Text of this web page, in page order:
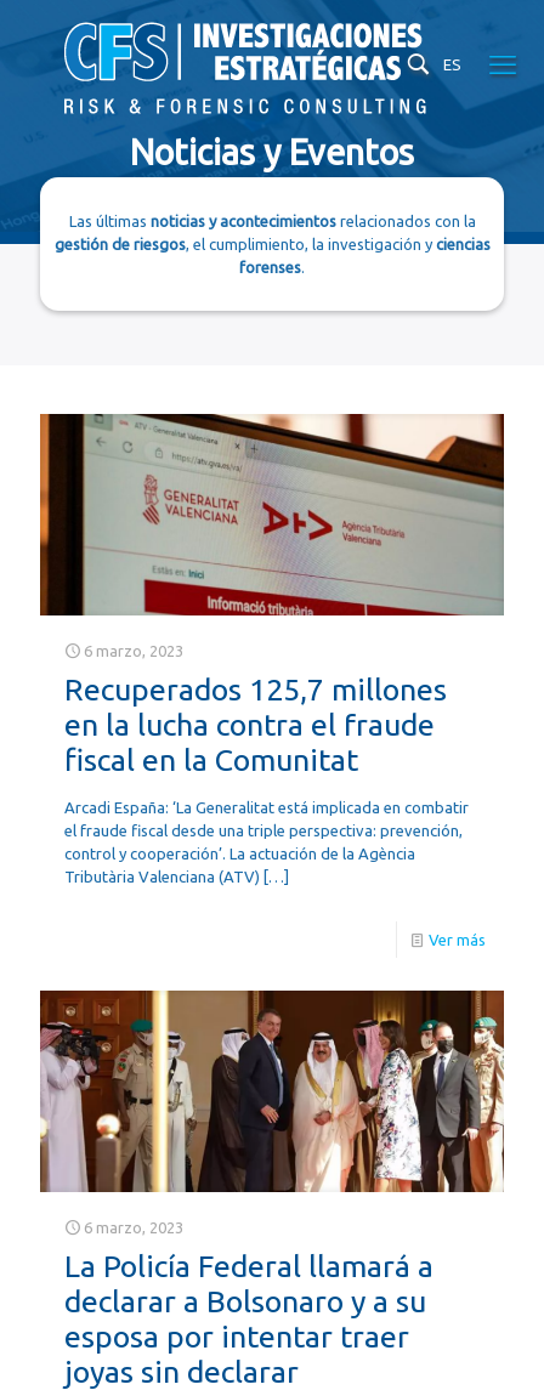
ES
Noticias y Eventos
Las últimas noticias y acontecimientosrelacionados con la
gestión de riesgos, el cumplimiento, la investigación yciencias
forenses.
6 marzo, 2023
Recuperados 125,7 millones
en la lucha contra el fraude
fiscal en la Comunitat
Arcadi España: ‘La Generalitat está implicada en combatir
el fraude fiscal desde una triple perspectiva: prevención,
control y cooperación’. La actuación de la Agència
Tributària Valenciana (ATV) […]
Ver más
6 marzo, 2023
La Policía Federal llamará a
declarar a Bolsonaro y a su
esposa por intentar traer
joyas sin declarar